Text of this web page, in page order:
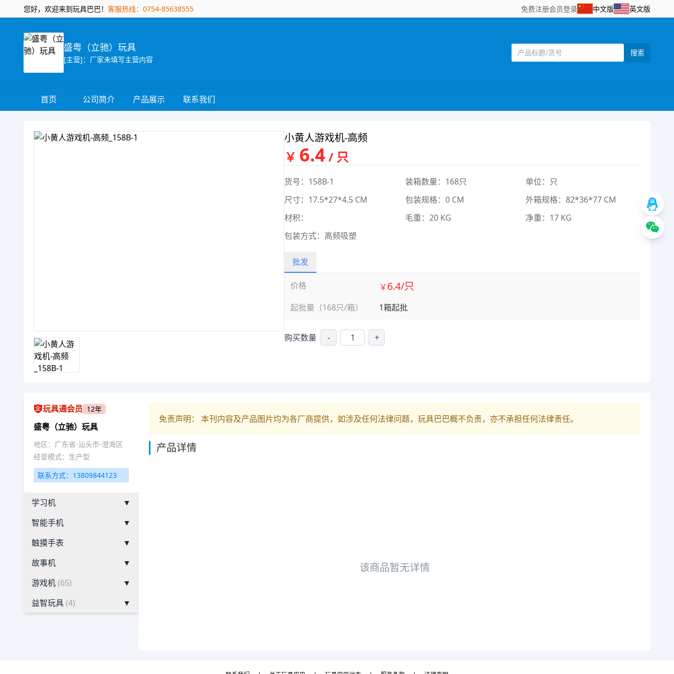
您好，欢迎来到玩具巴巴！ 客服热线：0754-85638555 免费注册会员登录 中文版 英文版
盛粤（立驰）玩具
[主营]：厂家未填写主营内容
搜索
首页 公司简介 产品展示 联系我们
小黄人游戏机-高频
￥ 6.4 / 只
货号：158B-1 装箱数量：168只
单位：只
尺寸：17.5*27*4.5 CM
包装规格：0 CM
外箱规格：82*36*77 CM
材积：
毛重：20 KG
净重：17 KG
包装方式：高频吸塑
批发
价格
起批量（168只/箱）
￥6.4/只
1箱起批
购买数量 - +
玩具通会员 12年
盛粤（立驰）玩具
地区：广东省-汕头市-澄海区
经营模式：生产型
联系方式：13809844123
学习机
▼
智能手机
▼
触摸手表
▼
故事机
▼
游戏机(65)
▼
益智玩具(4) ▼
免责声明： 本刊内容及产品图片均为各厂商提供，如涉及任何法律问题，玩具巴巴概不负责，亦不承担任何法律责任。
产品详情
该商品暂无详情